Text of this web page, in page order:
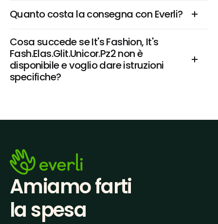
Quanto costa la consegna con Everli?
Cosa succede se It's Fashion, It's
Fash.Elas.Glit.Unicor.Pz2 non è
disponibile e voglio dare istruzioni
specifiche?
Amiamo farti
la spesa